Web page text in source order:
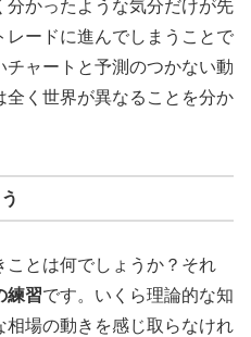
かったような気分だけが先
ードに進んでしまうことで
ャートと予測のつかない動
全く世界が異なることを分か
ことは何でしょうか？それ
練習です。いくら理論的な知
場の動きを感じ取らなけれ